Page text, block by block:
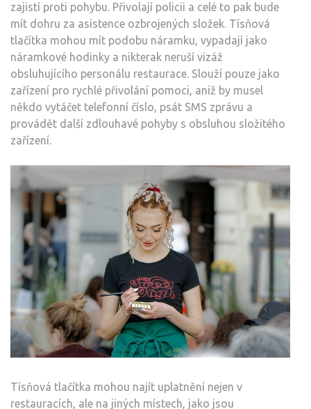
zajistí proti pohybu. Přivolají policii a celé to pak bude
mít dohru za asistence ozbrojených složek. Tísňová
tlačítka mohou mít podobu náramku, vypadají jako
náramkové hodinky a nikterak neruší vizáž
obsluhujícího personálu restaurace. Slouží pouze jako
zařízení pro rychlé přivolání pomoci, aniž by musel
někdo vytáčet telefonní číslo, psát SMS zprávu a
provádět další zdlouhavé pohyby s obsluhou složitého
zařízení.
Tísňová tlačítka mohou najít uplatnění nejen v
restauracích, ale na jiných místech, jako jsou